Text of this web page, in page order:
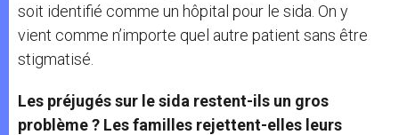
soit identifié comme un hôpital pour le sida. On y
vient comme n’importe quel autre patient sans être
stigmatisé.
Les préjugés sur le sida restent-ils un gros
problème ? Les familles rejettent-elles leurs